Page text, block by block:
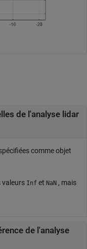
de l'analyse lidar
comme objet
valeurs Inf et NaN , mais
de l'analyse